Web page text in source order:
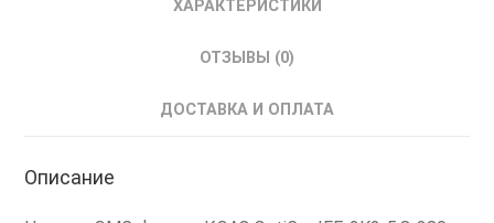
ХАРАКТЕРИСТИКИ
ОТЗЫВЫ (0)
ДОСТАВКА И ОПЛАТА
Описание